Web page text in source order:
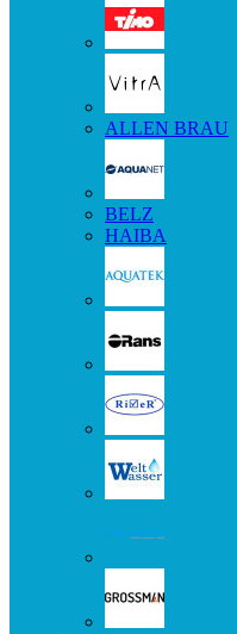
ALLEN BRAU
BELZ
HAIBA